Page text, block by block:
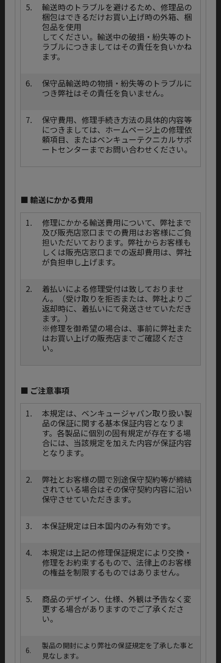
5.
輸送時のトラブルを避けるため、修理品の
梱包はできるだけお買い上げ時の外箱、梱
包品を使用
してください。輸送中の破損・紛失等のト
ラブルにつきましてはその責任を負いかね
ます。
6.
保守品輸送時の物損・紛失等のトラブルに
つき弊社はその責任を負いません。
7.
保守費用、修理手続き方法の具体的内容等
につきましては、ホームページ上の修理依
頼項目、またはベンキューテクニカルサポ
ートセンターまでお問い合わせください。
■ 輸送にかかる費用
1.
修理にかかる輸送費用について、弊社まで
及び販売店窓口までの費用はお客様にご負
担いただいております。弊社からお客様も
しくは販売店窓口までの返却費用は、弊社
が負担申し上げます。
2.
着払いによる修理受付は致しておりませ
ん。（受け取りを拒否または、弊社よりご
返却時に、着払いにて発送させていただき
ます。）
※修理を御希望の場合は、事前に弊社また
はお買い上げの販売店までご確認くださ
い。
■ ご注意事項
1.
本規定は、ベンキュージャパン取り扱い製
品の保証に関する基本保証内容となりま
す。各製品に個別の固有規定が存在する場
合には、当該規定を加えた内容が保証内容
となります。
2.
弊社とお客様の間で別途保守契約等が締結
されている場合はその保守契約内容に沿い
保守させていただきます。
3. 本保証規定は日本国内のみ有効です。
4.
本規定は上記の修理保証規定により交換・
修理をお約束するもので、法律上のお客様
の権益を制限するものではありません。
5.
商品のデザイン、仕様、外観は予告なく変
更する場合がありますのでご了承くださ
い。
6.
製品の開封により弊社の保証規定を了承した事と
見なします。